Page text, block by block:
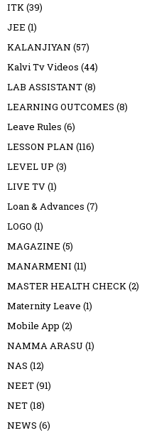
ITK(39)
JEE (1)
KALANJIYAN (57)
Kalvi Tv Videos (44)
LAB ASSISTANT(8)
LEARNING OUTCOMES (8)
Leave Rules (6)
LESSON PLAN (116)
LEVEL UP (3)
LIVE TV(1)
Loan & Advances (7)
LOGO (1)
MAGAZINE (5)
MANARMENI (11)
MASTER HEALTH CHECK(2)
Maternity Leave (1)
Mobile App (2)
NAMMA ARASU (1)
NAS (12)
NEET(91)
NET(18)
NEWS (6)